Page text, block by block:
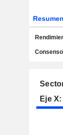
Resumen
Eje X: